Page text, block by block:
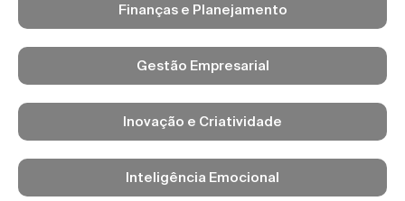
Finanças e Planejamento
Gestão Empresarial
Inovação e Criatividade
Inteligência Emocional